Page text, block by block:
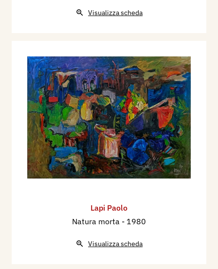
Visualizza scheda
Lapi Paolo
Natura morta - 1980
Visualizza scheda